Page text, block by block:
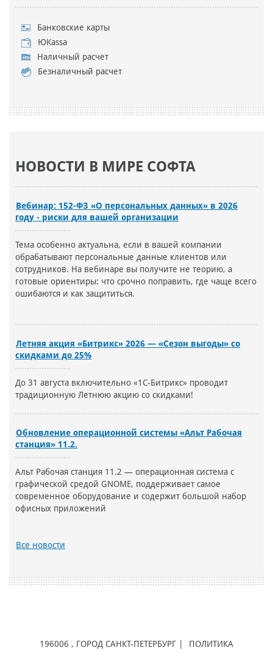
Банковские карты
ЮKassa
Наличный расчет
Безналичный расчет
НОВОСТИ В МИРЕ СОФТА
Вебинар: 152-ФЗ «О персональных данных» в 2026
году - риски для вашей организации
Тема особенно актуальна, если в вашей компании
обрабатывают персональные данные клиентов или
сотрудников. На вебинаре вы получите не теорию, а
готовые ориентиры: что срочно поправить, где чаще всего
ошибаются и как защититься.
Летняя акция «Битрикс» 2026 — «Сезон выгоды» со
скидками до 25%
До 31 августа включительно «1С-Битрикс» проводит
традиционную Летнюю акцию со скидками!
Обновление операционной системы «Альт Рабочая
станция» 11.2.
Альт Рабочая станция 11.2 — операционная система с
графической средой GNOME, поддерживает самое
современное оборудование и содержит большой набор
офисных приложений
Все новости
196006 , ГОРОД САНКТ-ПЕТЕРБУРГ |
ПОЛИТИКА